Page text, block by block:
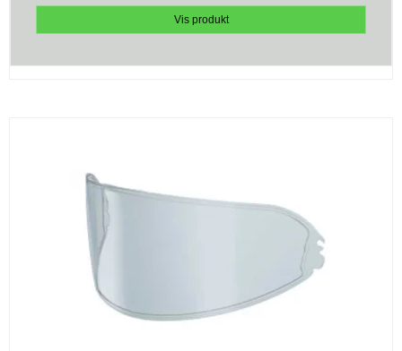
Vis produkt